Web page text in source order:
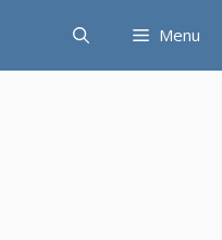
Menu